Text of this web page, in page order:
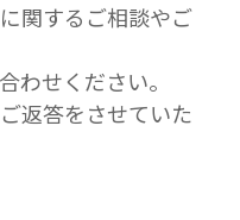
関するご相談やご
わせください。
返答をさせていた